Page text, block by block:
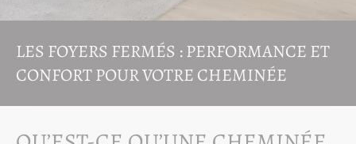
LES FOYERS FERMÉS : PERFORMANCE ET
CONFORT POUR VOTRE CHEMINÉE